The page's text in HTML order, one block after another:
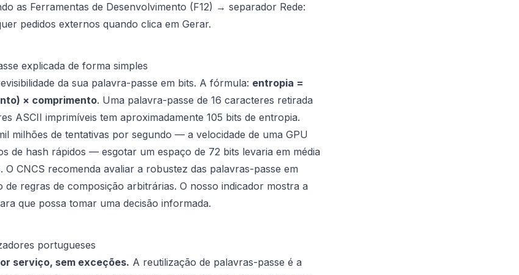
as Ferramentas de Desenvolvimento (F12) → separador Rede:
pedidos externos quando clica em Gerar.
explicada de forma simples
da sua palavra-passe em bits. A fórmula: entropia =
× comprimento. Uma palavra-passe de 16 caracteres retirada
ASCII imprimíveis tem aproximadamente 105 bits de entropia.
milhões de tentativas por segundo — a velocidade de uma GPU
de hash rápidos — esgotar um espaço de 72 bits levaria em média
O CNCS recomenda avaliar a robustez das palavras-passe em
de regras de composição arbitrárias. O nosso indicador mostra a
que possa tomar uma decisão informada.
portugueses
serviço, sem exceções. A reutilização de palavras-passe é a